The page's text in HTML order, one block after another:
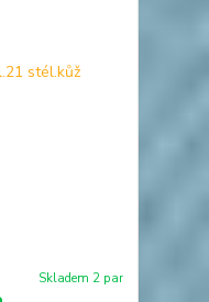
Skladem 2 par